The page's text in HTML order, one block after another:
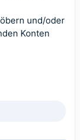
und/oder
Konten